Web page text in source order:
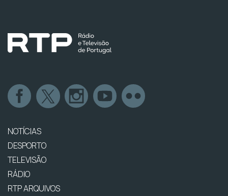
NOTÍCIAS
DESPORTO
TELEVISÃO
RÁDIO
RTP ARQUIVOS